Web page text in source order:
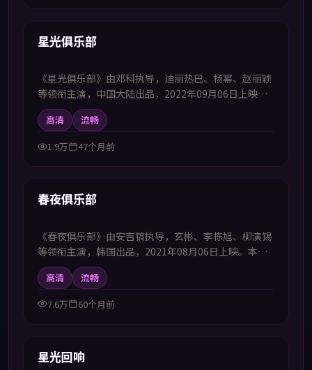
首推
星光俱乐部
《星光俱乐部》由邓科执导，迪丽热巴、杨幂、赵丽颖
等领衔主演，中国大陆出品，2022年09月06日上映。
本剧集提供中韩双语字幕，支持1080P高清播放，属剧
情题材，在细节中铺陈人物弧光与社会议题，适合喜欢
中韩字幕电视剧高清播放的观众追看。
高清
流畅
1.9万
47个月前
首推
春夜俱乐部
《春夜俱乐部》由安吉镐执导，玄彬、李栋旭、柳演锡
等领衔主演，韩国出品，2021年08月06日上映。本剧
集提供中韩双语字幕，支持1080P高清播放，属战争题
材，宏大背景下小人物的命运与家国情怀交织，适合喜
欢中韩字幕电视剧高清播放的观众追看。
高清
流畅
7.6万
60个月前
首推
星光回响